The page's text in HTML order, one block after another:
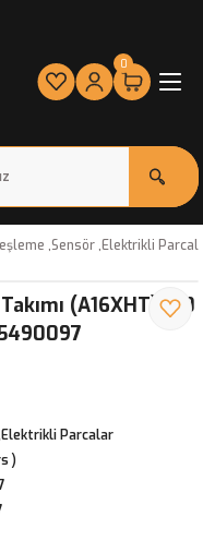
0
,Sensör ,Elektrikli
(A16XHT) 170
Parcalar
)